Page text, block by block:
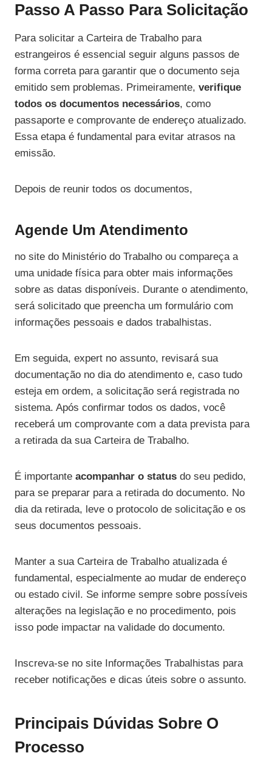
Passo A Passo Para Solicitação
Para solicitar a Carteira de Trabalho para
estrangeiros é essencial seguir alguns passos de
forma correta para garantir que o documento seja
emitido sem problemas. Primeiramente, verifique
todos os documentos necessários, como
passaporte e comprovante de endereço atualizado.
Essa etapa é fundamental para evitar atrasos na
emissão.
Depois de reunir todos os documentos,
Agende Um Atendimento
no site do Ministério do Trabalho ou compareça a
uma unidade física para obter mais informações
sobre as datas disponíveis. Durante o atendimento,
será solicitado que preencha um formulário com
informações pessoais e dados trabalhistas.
Em seguida, expert no assunto, revisará sua
documentação no dia do atendimento e, caso tudo
esteja em ordem, a solicitação será registrada no
sistema. Após confirmar todos os dados, você
receberá um comprovante com a data prevista para
a retirada da sua Carteira de Trabalho.
É importante acompanhar o status do seu pedido,
para se preparar para a retirada do documento. No
dia da retirada, leve o protocolo de solicitação e os
seus documentos pessoais.
Manter a sua Carteira de Trabalho atualizada é
fundamental, especialmente ao mudar de endereço
ou estado civil. Se informe sempre sobre possíveis
alterações na legislação e no procedimento, pois
isso pode impactar na validade do documento.
Inscreva-se no site Informações Trabalhistas para
receber notificações e dicas úteis sobre o assunto.
Principais Dúvidas Sobre O
Processo